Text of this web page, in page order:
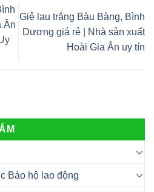
Ân
Giẻ lau trắng Bàu Bàng, Bình
Dương giá rẻ | Nhà sản xuất
Hoài Gia Ân uy tín
Bảo hộ lao động